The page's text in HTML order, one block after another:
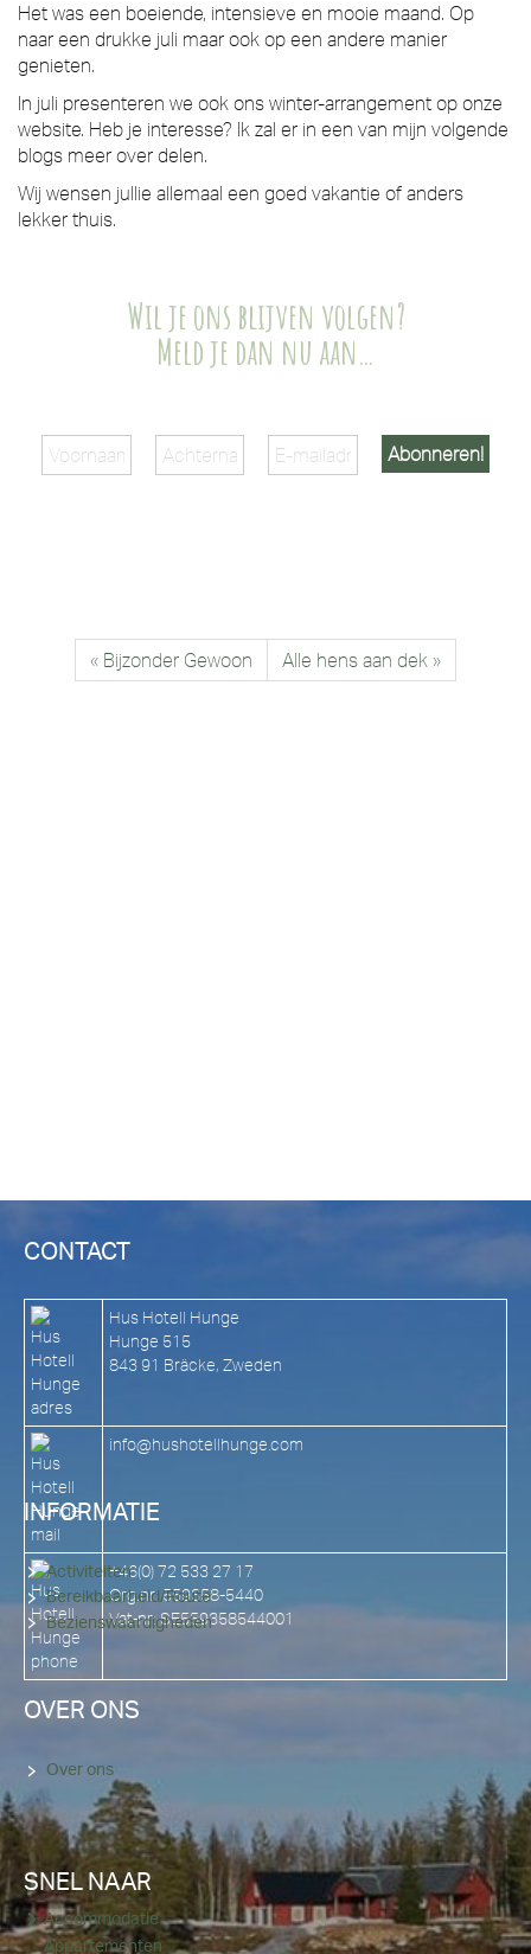
Het was een boeiende, intensieve en mooie maand. Op
naar een drukke juli maar ook op een andere manier
genieten.
In juli presenteren we ook ons winter-arrangement op onze
website. Heb je interesse? Ik zal er in een van mijn volgende
blogs meer over delen.
Wij wensen jullie allemaal een goed vakantie of anders
lekker thuis.
Wil je ons blijven volgen?
Meld je dan nu aan…
« Bijzonder Gewoon Alle hens aan dek »
CONTACT
Hus Hotell Hunge
Hunge 515
843 91 Bräcke, Zweden
info@hushotellhunge.com
+46(0) 72 533 27 17
Org.nr: 559358-5440
Vat-nr: SE559358544001
INFORMATIE
Activiteiten
Bereikbaarheid/Route
Bezienswaardigheden
OVER ONS
Over ons
SNEL NAAR
Accommodatie
Appartementen